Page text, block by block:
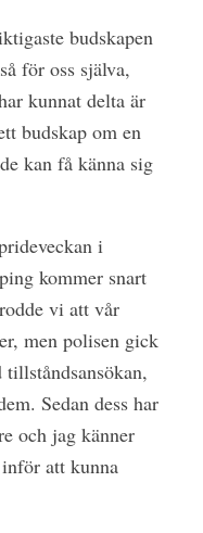
budskapen
för oss själva,
kunnat delta är
budskap om en
kan få känna sig
i
kommer snart
vi att vår
men polisen gick
Sedan dess har
och jag känner
att kunna